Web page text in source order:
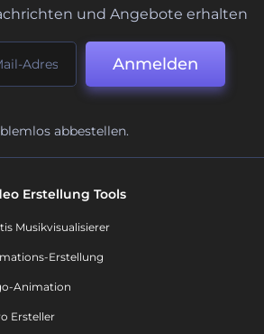
und Angebote erhalten
Anmelden
abbestellen.
Erstellung Tools
Musikvisualisierer
Erstellung
Animation
Ersteller